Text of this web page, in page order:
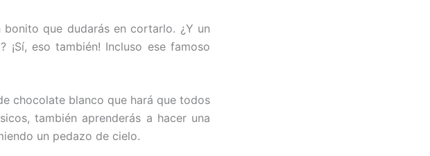
que dudarás en cortarlo. ¿Y un
eso también! Incluso ese famoso
chocolate blanco que hará que todos
también aprenderás a hacer una
un pedazo de cielo.